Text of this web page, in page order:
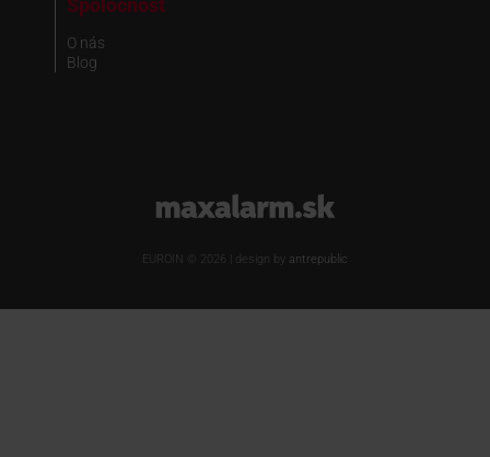
Spoločnosť
O nás
Blog
www.maxalarm.sk
EUROIN © 2026 | design by antrepublic